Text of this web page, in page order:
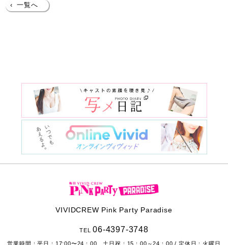
‹ 一覧へ
VIVIDCREW Pink Party Paradise
TEL06-4397-3748
営業時間：平日：17:00〜24：00 土日祝：15：00～24：00 / 定休日：火曜日